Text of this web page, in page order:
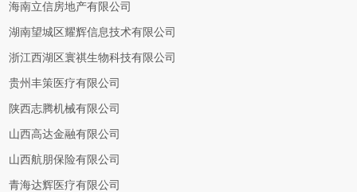
海南立信房地产有限公司
湖南望城区耀辉信息技术有限公司
浙江西湖区寰祺生物科技有限公司
贵州丰策医疗有限公司
陕西志腾机械有限公司
山西高达金融有限公司
山西航朋保险有限公司
青海达辉医疗有限公司